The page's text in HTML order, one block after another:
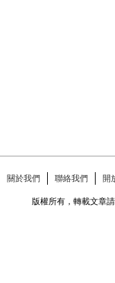
關於我們 聯絡我們 開
版權所有，轉載文章